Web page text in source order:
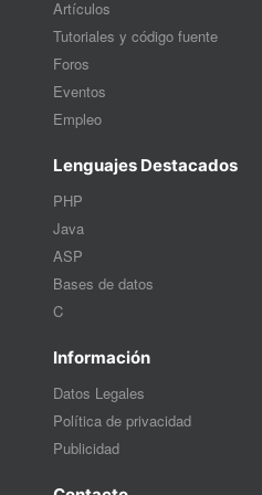
Artículos
Tutoriales y código fuente
Foros
Eventos
Empleo
Lenguajes Destacados
PHP
Java
ASP
Bases de datos
C
Información
Datos Legales
Política de privacidad
Publicidad